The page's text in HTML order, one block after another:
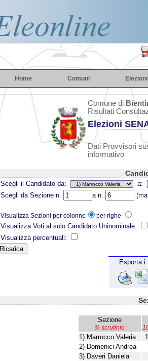
Home Comuni Elezioni
Comune di
Risultati
Elezioni
Dati Provvisori
informativo
Scegli il Candidato da:
a:
Scegli da Sezione n.
a n.
Visualizza Sezioni per colonne per righe
Visualizza Voti al solo Candidato Uninominale:
Visualizza percentuali:
Esporta i
Sezione
% scrutinio
1) Marrocco Valeria
2) Domenici Andrea
3) Daveri Daniela